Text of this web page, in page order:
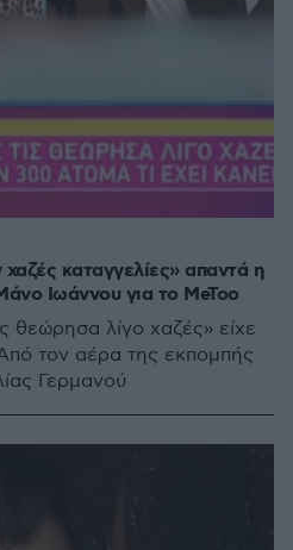
καταγγελίες» απαντά η
Ιωάννου για το MeToo
θεώρησα λίγο χαζές» είχε
τον αέρα της εκπομπής
Γερμανού